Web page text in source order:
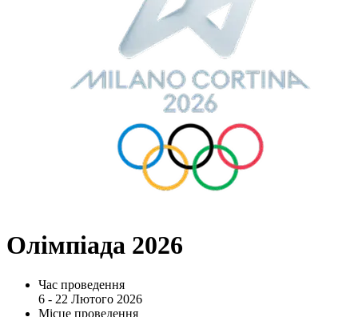
Олімпіада 2026
Час проведення
6 - 22 Лютого 2026
Місце проведення